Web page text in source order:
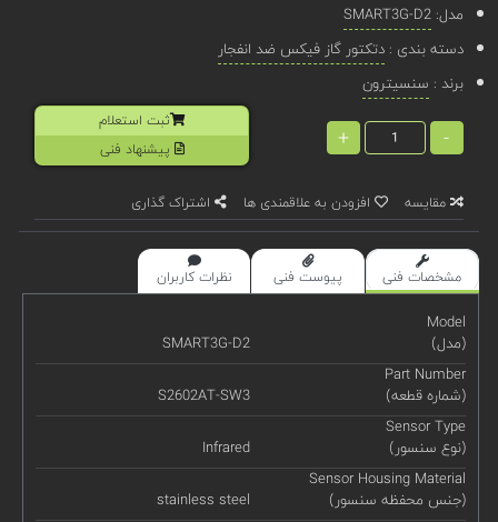
مدل:SMART3G-D2
دسته بندی :دتکتور گاز فیکس ضد انفجار
برند : سنسیترون
-
+
ثبت استعلام
پیشنهاد فنی
مقایسه افزودن به علاقمندی ها اشتراک گذاری
مشخصات فنی پیوست فنی نظرات کاربران
Model
(مدل)
SMART3G-D2
Part Number
(شماره قطعه)
S2602AT-SW3
Sensor Type
(نوع سنسور)
Infrared
Sensor Housing Material
(جنس محفظه سنسور)
stainless steel